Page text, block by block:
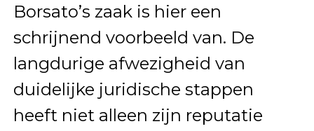
Borsato’s zaak is hier een
schrijnend voorbeeld van. De
langdurige afwezigheid van
duidelijke juridische stappen
heeft niet alleen zijn reputatie